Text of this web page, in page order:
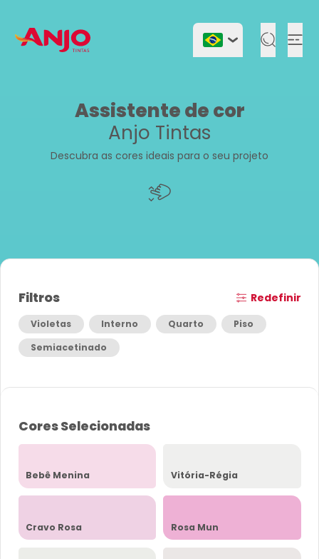
Assistente de cor
Anjo Tintas
Descubra as cores ideais para o seu projeto
Filtros Redefinir
Violetas Interno Quarto
Piso
Semiacetinado
Cores Selecionadas
Bebê Menina Vitória-Régia
Cravo Rosa Rosa Mun